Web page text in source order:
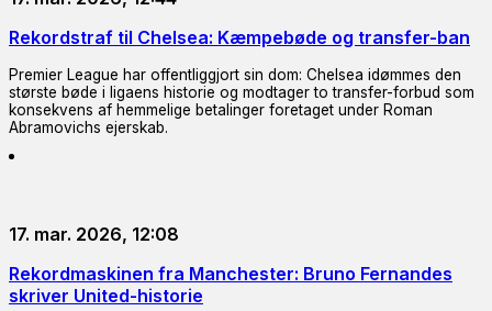
Rekordstraf til Chelsea: Kæmpebøde og transfer-ban
Premier League har offentliggjort sin dom: Chelsea idømmes den
største bøde i ligaens historie og modtager to transfer-forbud som
konsekvens af hemmelige betalinger foretaget under Roman
Abramovichs ejerskab.
17. mar. 2026, 12:08
Rekordmaskinen fra Manchester: Bruno Fernandes
skriver United-historie